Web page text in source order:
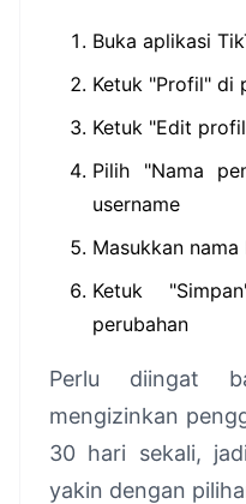
Buka aplikasi
Ketuk "Profil" di
Ketuk "Edit
Pilih "Nama
username
Masukkan
Ketuk
perubahan
Perlu diingat
mengizinkan
30 hari sekali,
yakin dengan